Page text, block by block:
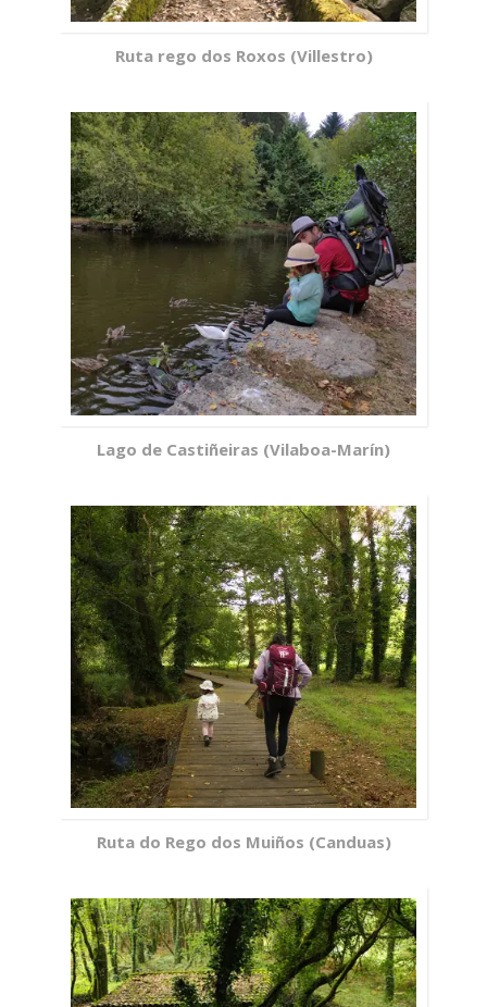
Ruta rego dos Roxos (Villestro)
Lago de Castiñeiras (Vilaboa-Marín)
Ruta do Rego dos Muiños (Canduas)